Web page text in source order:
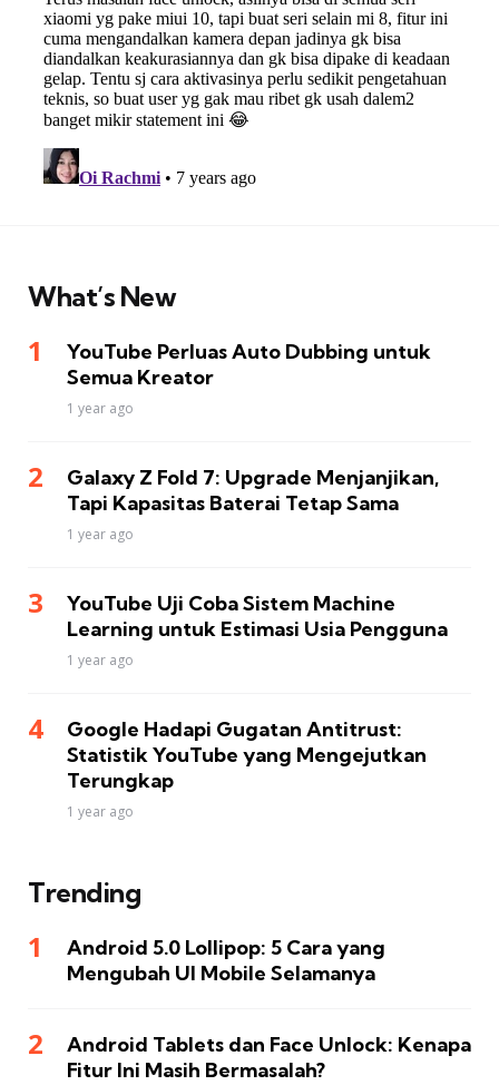
What’s New
YouTube Perluas Auto Dubbing untuk
Semua Kreator
1 year ago
Galaxy Z Fold 7: Upgrade Menjanjikan,
Tapi Kapasitas Baterai Tetap Sama
1 year ago
YouTube Uji Coba Sistem Machine
Learning untuk Estimasi Usia Pengguna
1 year ago
Google Hadapi Gugatan Antitrust:
Statistik YouTube yang Mengejutkan
Terungkap
1 year ago
Trending
Android 5.0 Lollipop: 5 Cara yang
Mengubah UI Mobile Selamanya
Android Tablets dan Face Unlock: Kenapa
Fitur Ini Masih Bermasalah?